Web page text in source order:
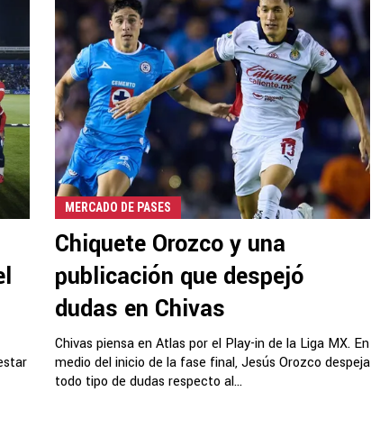
MERCADO DE PASES
Chiquete Orozco y una
publicación que despejó
dudas en Chivas
Chivas piensa en Atlas por el Play-in de la Liga MX. En
medio del inicio de la fase final, Jesús Orozco despeja
todo tipo de dudas respecto al...